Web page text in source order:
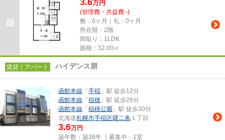
3.6万円
(管理費・共益費 -)
敷：0ヶ月｜礼：0ヶ月
所在階：2階
間取り：1LDK
面積：32.00㎡
賃貸｜アパート ハイデンス朋
函館本線 「 手稲 」駅 徒歩12分
函館本線 「 稲穂 」駅 徒歩26分
函館本線 「 稲積公園 」駅 徒歩30分
北海道札幌市手稲区曙二条 １丁目
3.6万円
築年数：築38年 ｜募集中： 1室